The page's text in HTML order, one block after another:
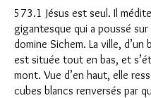
573.1 Jésus est seul. Il
gigantesque qui a poussé
domine Sichem. La ville,
est située tout en bas, et
mont. Vue d’en haut, elle
cubes blancs renversés par